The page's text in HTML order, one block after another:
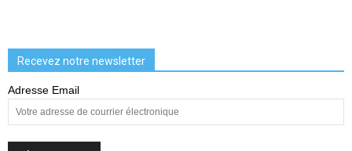
Recevez notre newsletter
Adresse Email